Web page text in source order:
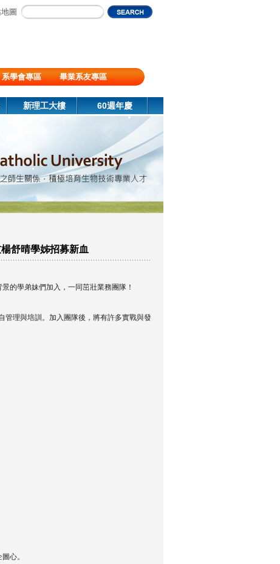
圖
系學會專區
畢業系友專區
新理工大樓 60週年慶
舒晴學姊招募新血
的學弟妹們加入，一同茁壯業務團隊！
管理與培訓。加入團隊後， 將有許多實戰與發
心。